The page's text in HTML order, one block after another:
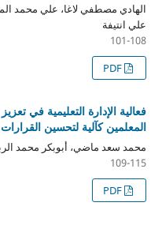
الهادي مصطفي لاغا، علي محمد
علي انتيفة
101-108
PDF
فعالية الإدارة التعليمية في
المعلمين كآلية لتحسين القرارات
محمد سعد ماضي، أبوبكر محمد
109-115
PDF